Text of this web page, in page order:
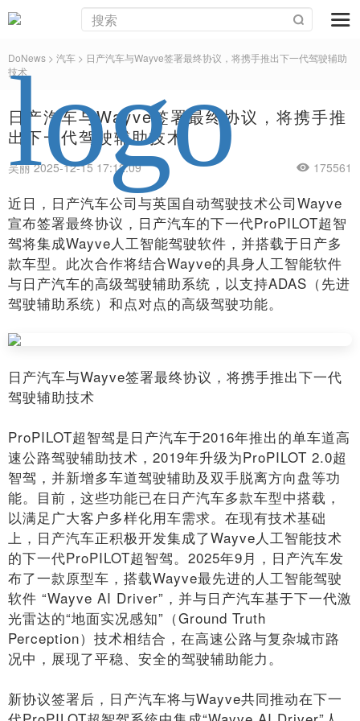
DoNews > 汽车 > 日产汽车与Wayve签署最终协议，将携手推出下一代驾驶辅助
技术
日产汽车与Wayve签署最终协议，将携手推
出下一代驾驶辅助技术
吴丽 2025-12-15 17:12:09 175561
近日，日产汽车公司与英国自动驾驶技术公司Wayve
宣布签署最终协议，日产汽车的下一代ProPILOT超智
驾将集成Wayve人工智能驾驶软件，并搭载于日产多
款车型。此次合作将结合Wayve的具身人工智能软件
与日产汽车的高级驾驶辅助系统，以支持ADAS（先进
驾驶辅助系统）和点对点的高级驾驶功能。
日产汽车与Wayve签署最终协议，将携手推出下一代
驾驶辅助技术
ProPILOT超智驾是日产汽车于2016年推出的单车道高
速公路驾驶辅助技术，2019年升级为ProPILOT 2.0超
智驾，并新增多车道驾驶辅助及双手脱离方向盘等功
能。目前，这些功能已在日产汽车多款车型中搭载，
以满足广大客户多样化用车需求。在现有技术基础
上，日产汽车正积极开发集成了Wayve人工智能技术
的下一代ProPILOT超智驾。2025年9月，日产汽车发
布了一款原型车，搭载Wayve最先进的人工智能驾驶
软件 “Wayve AI Driver”，并与日产汽车基于下一代激
光雷达的“地面实况感知”（Ground Truth
Perception）技术相结合，在高速公路与复杂城市路
况中，展现了平稳、安全的驾驶辅助能力。
新协议签署后，日产汽车将与Wayve共同推动在下一